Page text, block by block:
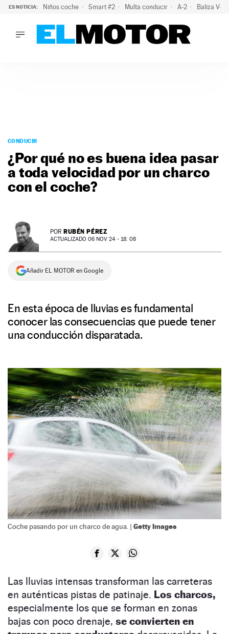
ES NOTICIA: Niños coche Smart #2 Multa conducir A-2 Baliza V-
PODCAST
MOTOS
TECNOLOGÍA
SERVICIOS
NEWSLETTER
SÍGUENOS
CONDUCIR
¿Por qué no es buena idea pasar
a toda velocidad por un charco
con el coche?
POR RUBÉN PÉREZ
ACTUALIZADO 06 NOV 24 - 18: 08
Añadir EL MOTOR en Google
En esta época de lluvias es fundamental
conocer las consecuencias que puede tener
una conducción disparatada.
Coche pasando por un charco de agua. | Getty Images
Las lluvias intensas transforman las carreteras
en auténticas pistas de patinaje. Los charcos,
especialmente los que se forman en zonas
bajas con poco drenaje, se convierten en